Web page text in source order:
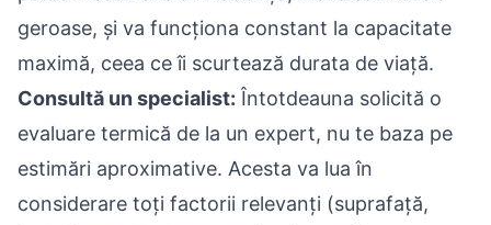
geroase, și va funcționa constant la capacitate
maximă, ceea ce îi scurtează durata de viață.
Consultă un specialist: Întotdeauna solicită o
evaluare termică de la un expert, nu te baza pe
estimări aproximative. Acesta va lua în
considerare toți factorii relevanți (suprafață,